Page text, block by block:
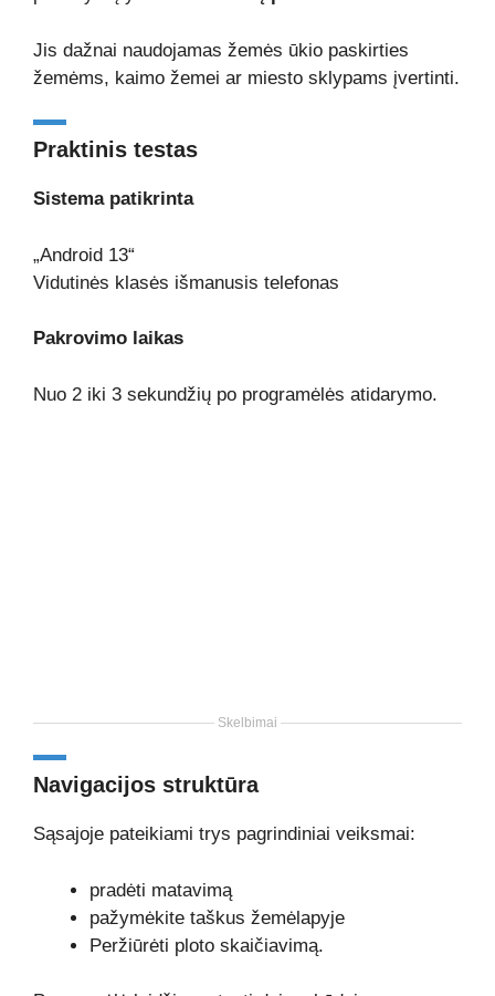
Jis dažnai naudojamas žemės ūkio paskirties
žemėms, kaimo žemei ar miesto sklypams įvertinti.
Praktinis testas
Sistema patikrinta
„Android 13“
Vidutinės klasės išmanusis telefonas
Pakrovimo laikas
Nuo 2 iki 3 sekundžių po programėlės atidarymo.
Skelbimai
Navigacijos struktūra
Sąsajoje pateikiami trys pagrindiniai veiksmai:
pradėti matavimą
pažymėkite taškus žemėlapyje
Peržiūrėti ploto skaičiavimą.